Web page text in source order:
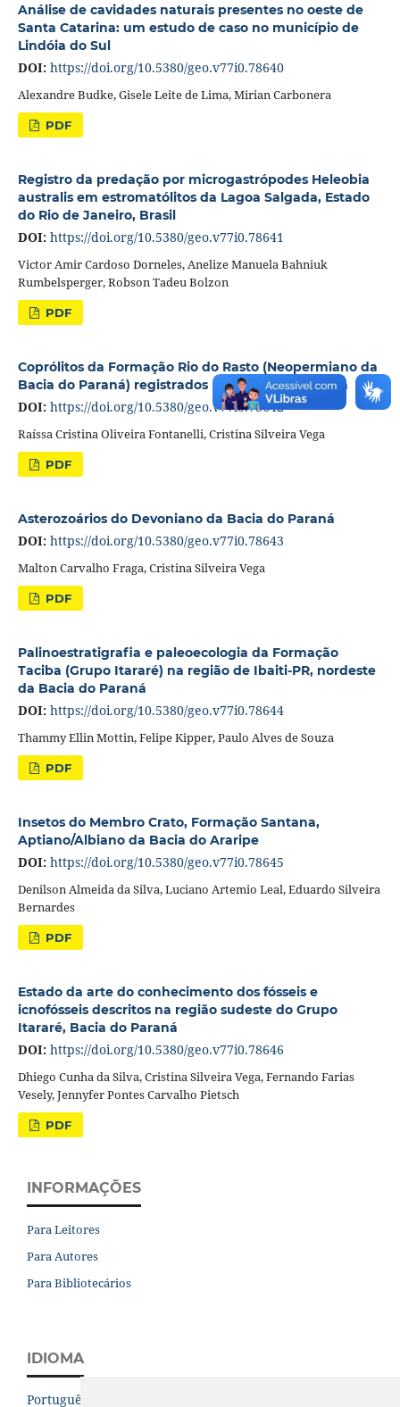
Análise de cavidades naturais presentes no oeste de
Santa Catarina: um estudo de caso no município de
Lindóia do Sul
DOI: https://doi.org/10.5380/geo.v77i0.78640
Alexandre Budke, Gisele Leite de Lima, Mirian Carbonera
PDF
Registro da predação por microgastrópodes Heleobia
australis em estromatólitos da Lagoa Salgada, Estado
do Rio de Janeiro, Brasil
DOI: https://doi.org/10.5380/geo.v77i0.78641
Victor Amir Cardoso Dorneles, Anelize Manuela Bahniuk
Rumbelsperger, Robson Tadeu Bolzon
PDF
Coprólitos da Formação Rio do Rasto (Neopermiano da
Bacia do Paraná) registrados no Estado do Paraná
DOI: https://doi.org/10.5380/geo.v77i0.78642
Raíssa Cristina Oliveira Fontanelli, Cristina Silveira Vega
PDF
Asterozoários do Devoniano da Bacia do Paraná
DOI: https://doi.org/10.5380/geo.v77i0.78643
Malton Carvalho Fraga, Cristina Silveira Vega
PDF
Palinoestratigrafia e paleoecologia da Formação
Taciba (Grupo Itararé) na região de Ibaiti-PR, nordeste
da Bacia do Paraná
DOI: https://doi.org/10.5380/geo.v77i0.78644
Thammy Ellin Mottin, Felipe Kipper, Paulo Alves de Souza
PDF
Insetos do Membro Crato, Formação Santana,
Aptiano/Albiano da Bacia do Araripe
DOI: https://doi.org/10.5380/geo.v77i0.78645
Denilson Almeida da Silva, Luciano Artemio Leal, Eduardo Silveira
Bernardes
PDF
Estado da arte do conhecimento dos fósseis e
icnofósseis descritos na região sudeste do Grupo
Itararé, Bacia do Paraná
DOI: https://doi.org/10.5380/geo.v77i0.78646
Dhiego Cunha da Silva, Cristina Silveira Vega, Fernando Farias
Vesely, Jennyfer Pontes Carvalho Pietsch
PDF
INFORMAÇÕES
Para Leitores
Para Autores
Para Bibliotecários
IDIOMA
Português (Brasil)